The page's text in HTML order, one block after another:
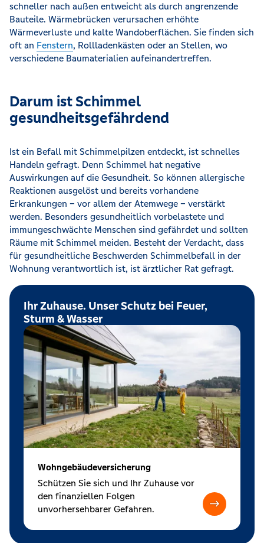
schneller nach außen entweicht als durch angrenzende
Bauteile. Wärmebrücken verursachen erhöhte
Wärmeverluste und kalte Wandoberflächen. Sie finden sich
oft an Fenstern, Rollladenkästen oder an Stellen, wo
verschiedene Baumaterialien aufeinandertreffen.
Darum ist Schimmel
gesundheitsgefährdend
Ist ein Befall mit Schimmelpilzen entdeckt, ist schnelles
Handeln gefragt. Denn Schimmel hat negative
Auswirkungen auf die Gesundheit. So können allergische
Reaktionen ausgelöst und bereits vorhandene
Erkrankungen – vor allem der Atemwege – verstärkt
werden. Besonders gesundheitlich vorbelastete und
immungeschwächte Menschen sind gefährdet und sollten
Räume mit Schimmel meiden. Besteht der Verdacht, dass
für gesundheitliche Beschwerden Schimmelbefall in der
Wohnung verantwortlich ist, ist ärztlicher Rat gefragt.
Ihr Zuhause. Unser Schutz bei Feuer,
Sturm & Wasser
Wohngebäudeversicherung
Schützen Sie sich und Ihr Zuhause vor
den finanziellen Folgen
unvorhersehbarer Gefahren.